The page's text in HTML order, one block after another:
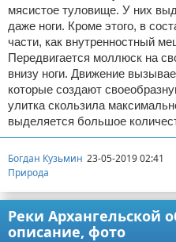
мясистое туловище. У них
даже ноги. Кроме этого, в
части, как внутренностный
Передвигается моллюск на
внизу ноги. Движение
которые создают
улитка скользила
выделяется большое
Богдан Кузьмин 23-05-2019 02:41
Природа
Реки Архангельской
описание, фото